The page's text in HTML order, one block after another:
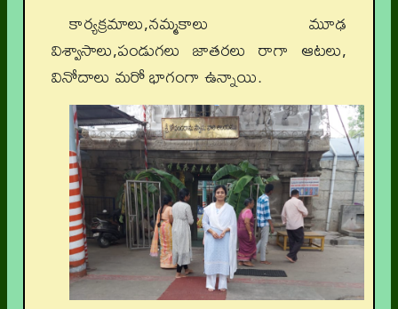
కార్యక్రమాలు,నమ్మకాలు మూఢ
విశ్వాసాలు,పండుగలు జాతరలు రాగా ఆటలు,
వినోదాలు మరో భాగంగా ఉన్నాయి.